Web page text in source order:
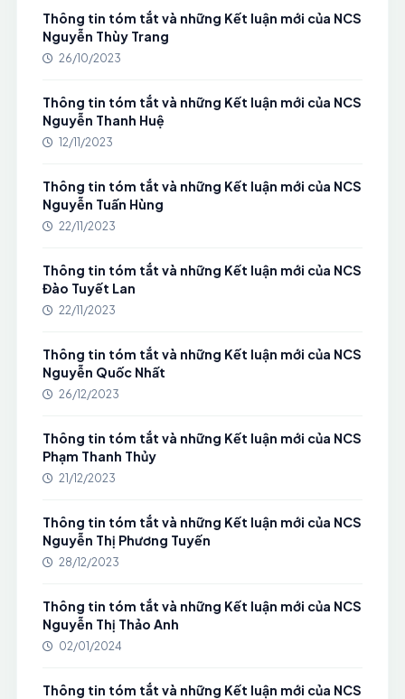
Thông tin tóm tắt và những Kết luận mới của NCS
Nguyễn Thùy Trang
26/10/2023
Thông tin tóm tắt và những Kết luận mới của NCS
Nguyễn Thanh Huệ
12/11/2023
Thông tin tóm tắt và những Kết luận mới của NCS
Nguyễn Tuấn Hùng
22/11/2023
Thông tin tóm tắt và những Kết luận mới của NCS
Đào Tuyết Lan
22/11/2023
Thông tin tóm tắt và những Kết luận mới của NCS
Nguyễn Quốc Nhất
26/12/2023
Thông tin tóm tắt và những Kết luận mới của NCS
Phạm Thanh Thủy
21/12/2023
Thông tin tóm tắt và những Kết luận mới của NCS
Nguyễn Thị Phương Tuyến
28/12/2023
Thông tin tóm tắt và những Kết luận mới của NCS
Nguyễn Thị Thảo Anh
02/01/2024
Thông tin tóm tắt và những Kết luận mới của NCS